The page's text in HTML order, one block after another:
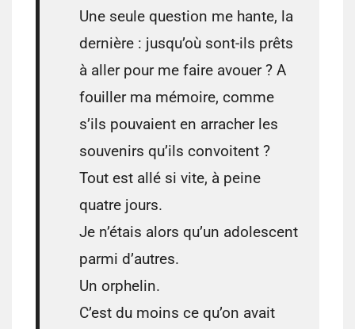
Une seule question me hante, la
dernière : jusqu’où sont-ils prêts
à aller pour me faire avouer ? A
fouiller ma mémoire, comme
s’ils pouvaient en arracher les
souvenirs qu’ils convoitent ?
Tout est allé si vite, à peine
quatre jours.
Je n’étais alors qu’un adolescent
parmi d’autres.
Un orphelin.
C’est du moins ce qu’on avait